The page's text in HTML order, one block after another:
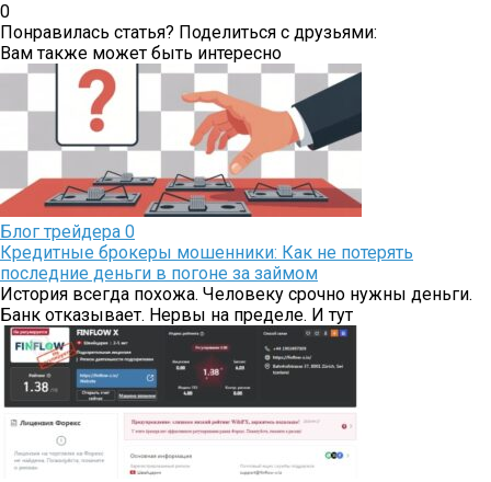
0
Понравилась статья? Поделиться с друзьями:
Вам также может быть интересно
Блог трейдера 0
Кредитные брокеры мошенники: Как не потерять
последние деньги в погоне за займом
История всегда похожа. Человеку срочно нужны деньги.
Банк отказывает. Нервы на пределе. И тут